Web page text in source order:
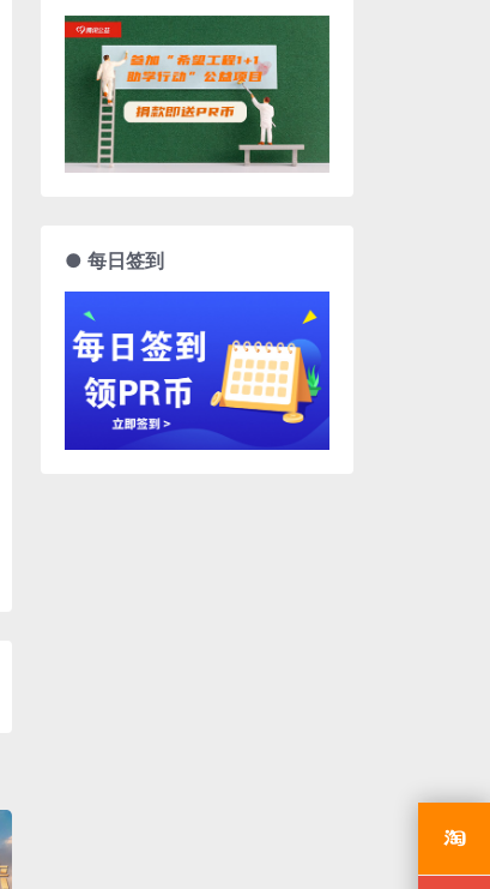
● 每日签到